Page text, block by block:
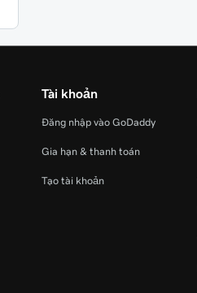
Tài khoản
Đăng nhập vào GoDaddy
Gia hạn & thanh toán
Tạo tài khoản